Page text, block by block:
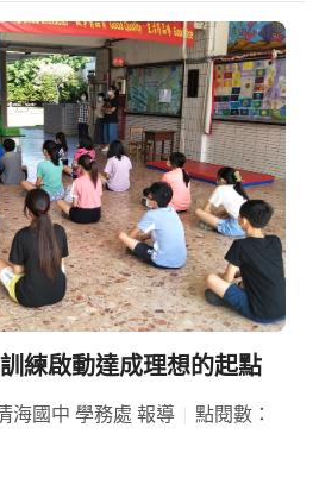
練啟動達成理想的起點
海國中 學務處 報導
點閱數：